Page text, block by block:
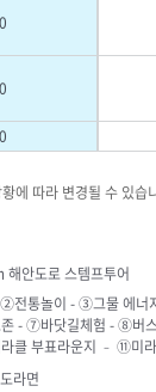
에 따라 변경될 수 있습
안도로 스템프투어
통놀이 - ③그물 에너
- ⑦바닷길체험 - ⑧버
클 부표라운지 – ⑪미
라면